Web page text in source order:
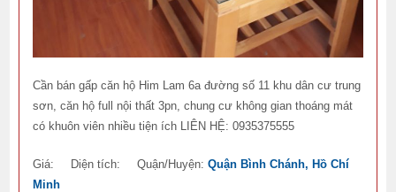
Cần bán gấp căn hộ Him Lam 6a đường số 11 khu dân cư trung
sơn, căn hộ full nội thất 3pn, chung cư không gian thoáng mát
có khuôn viên nhiều tiện ích LIÊN HỆ: 0935375555
Giá: Diện tích: Quận/Huyện:Quận Bình Chánh, Hồ Chí
Minh